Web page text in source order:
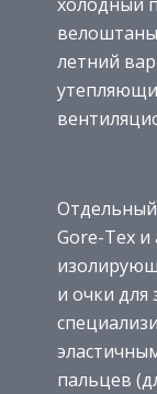
летний
Отдельный
Gore-Tex
и очки
пальцев